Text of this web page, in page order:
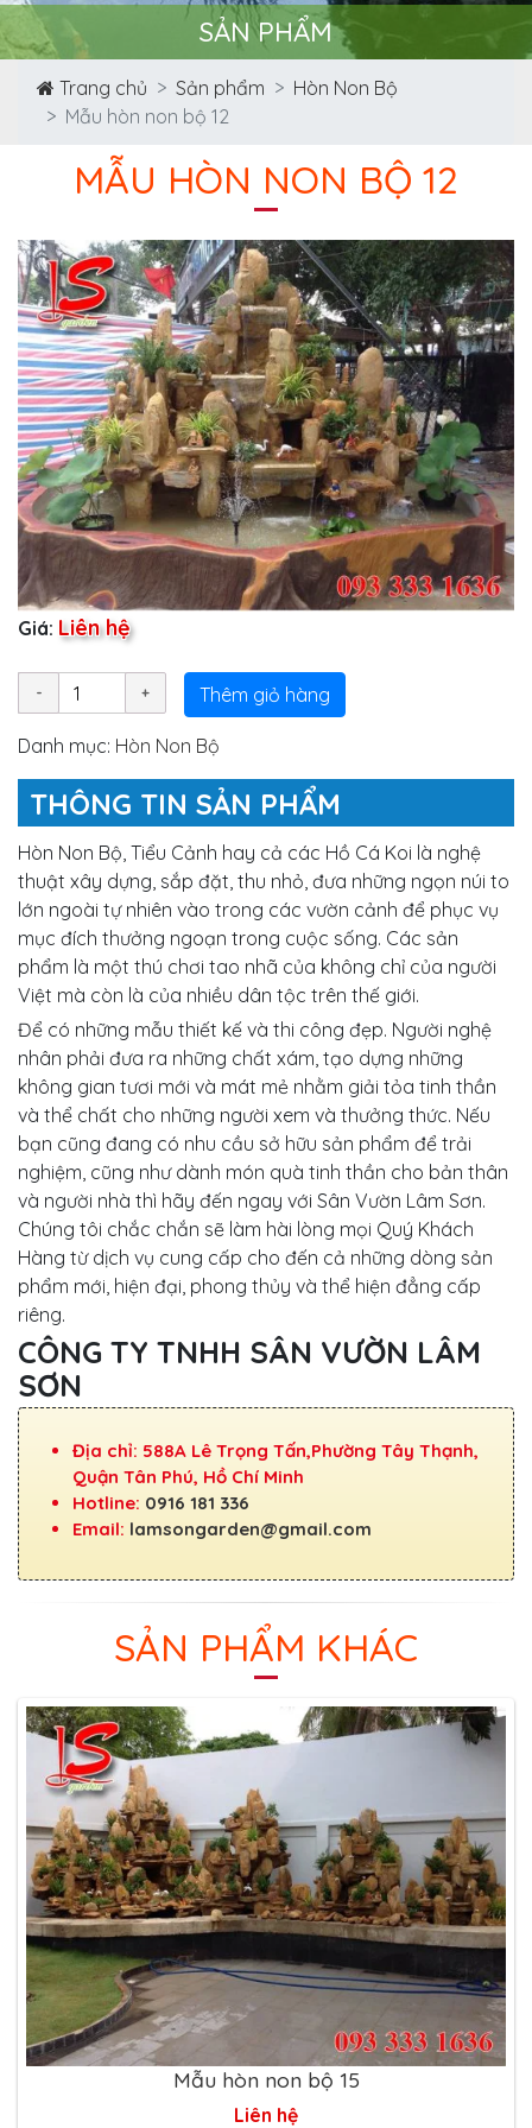
SẢN PHẨM
Trang chủ Sản phẩm
Hòn Non Bộ
Mẫu hòn non bộ 12
MẪU HÒN NON BỘ 12
Giá: Liên hệ
Thêm giỏ hàng
Danh mục: Hòn Non Bộ
THÔNG TIN SẢN PHẨM
Hòn Non Bộ, Tiểu Cảnh hay cả các Hồ Cá Koi là nghệ
thuật xây dựng, sắp đặt, thu nhỏ, đưa những ngọn núi to
lớn ngoài tự nhiên vào trong các vườn cảnh để phục vụ
mục đích thưởng ngoạn trong cuộc sống. Các sản
phẩm là một thú chơi tao nhã của không chỉ của người
Việt mà còn là của nhiều dân tộc trên thế giới.
Để có những mẫu thiết kế và thi công đẹp. Người nghệ
nhân phải đưa ra những chất xám, tạo dựng những
không gian tươi mới và mát mẻ nhằm giải tỏa tinh thần
và thể chất cho những người xem và thưởng thức. Nếu
bạn cũng đang có nhu cầu sở hữu sản phẩm để trải
nghiệm, cũng như dành món quà tinh thần cho bản thân
và người nhà thì hãy đến ngay với Sân Vườn Lâm Sơn.
Chúng tôi chắc chắn sẽ làm hài lòng mọi Quý Khách
Hàng từ dịch vụ cung cấp cho đến cả những dòng sản
phẩm mới, hiện đại, phong thủy và thể hiện đẳng cấp
riêng.
CÔNG TY TNHH SÂN VƯỜN LÂM
SƠN
Địa chỉ: 588A Lê Trọng Tấn,Phường Tây Thạnh,
Quận Tân Phú, Hồ Chí Minh
Hotline: 0916 181 336
Email: lamsongarden@gmail.com
SẢN PHẨM KHÁC
Mẫu hòn non bộ 15
Liên hệ